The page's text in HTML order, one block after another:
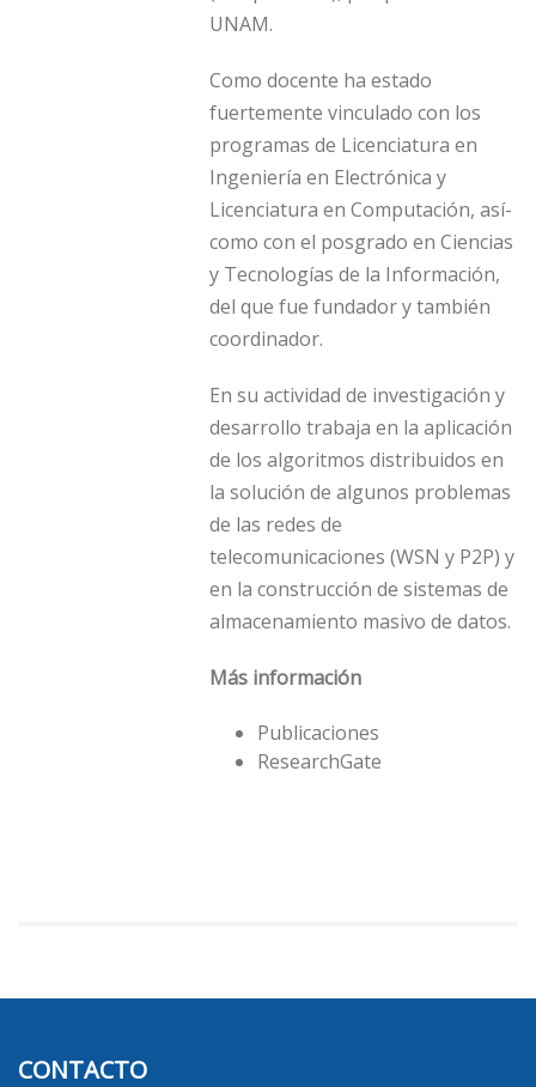
UNAM.
Como docente ha estado
fuertemente vinculado con los
programas de Licenciatura en
Ingenierí­a en Electrónica y
Licenciatura en Computación, así­
como con el posgrado en Ciencias
y Tecnologí­as de la Información,
del que fue fundador y también
coordinador.
En su actividad de investigación y
desarrollo trabaja en la aplicación
de los algoritmos distribuidos en
la solución de algunos problemas
de las redes de
telecomunicaciones (WSN y P2P) y
en la construcción de sistemas de
almacenamiento masivo de datos.
Más información
Publicaciones
ResearchGate
CONTACTO